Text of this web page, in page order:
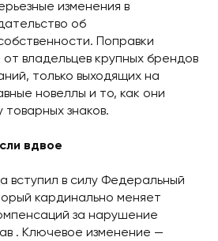
изменения в
об
Поправки
владельцев крупных брендов
только выходящих на
новеллы и то, как они
знаков.
вдвое
вступил в силу Федеральный
кардинально меняет
за нарушение
. Ключевое изменение —